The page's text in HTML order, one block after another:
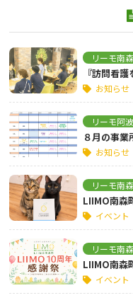
リーモ南
『訪問看
お知らせ
リーモ阿
８月の事業
お知らせ
リーモ南
LIIMO南森
イベント
リーモ南
LIIMO南森
イベント